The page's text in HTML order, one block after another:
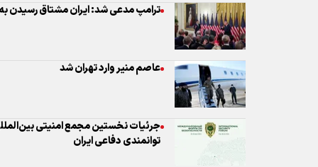
ترامپ مدعی شد: ایران مشتاق رسیدن
عاصم منیر وارد تهران شد
جرئیات نخستین مجمع امنیتی
توانمندی دفاعی ایران